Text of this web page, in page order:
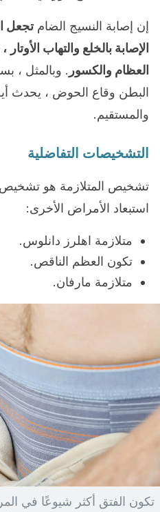
إن إصابة النسيج الضامتجعل
الإصابة بالخلع والتهاب الأوتار
العظام والكسور . وبالمثل ،
البطن وقاع الحوض ، يحدث
والمستقيم.
التشخيصات التفاضلية
تشخيص المتلازمة هو
استبعاد الأمراض الأخرى:
متلازمة اهلرز دانلوس.
تكون العظم الناقص.
متلازمة مارفان.
تكون الفتق أكثر شيوعًا في